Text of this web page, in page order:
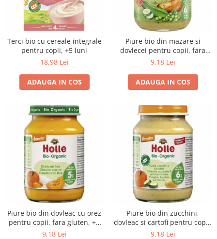
Terci bio cu cereale integrale
pentru copii, +5 luni
18,98 Lei
ADAUGA IN COS
Piure bio din mazare si
dovlecei pentru copii, fara
gluten, +6 luni
9,18 Lei
ADAUGA IN COS
Piure bio din dovleac cu orez
pentru copii, fara gluten, +5
luni
9,18 Lei
Piure bio din zucchini,
dovleac si cartofi pentru copii,
+6 luni
9,18 Lei